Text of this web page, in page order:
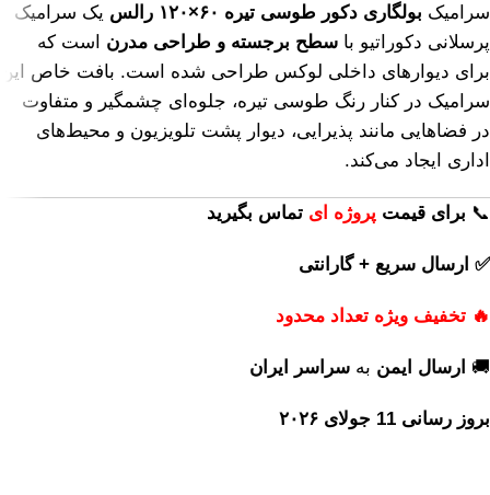
سرامیک بولگاری دکور طوسی تیره ۶۰×۱۲۰ رالس
یک سرامیک
پرسلانی دکوراتیو با سطح برجسته و طراحی مدرن است که
برای دیوارهای داخلی لوکس طراحی شده است. بافت خاص این
سرامیک در کنار رنگ طوسی تیره، جلوه‌ای چشمگیر و متفاوت
در فضاهایی مانند پذیرایی، دیوار پشت تلویزیون و محیط‌های
اداری ایجاد می‌کند.
📞 برای قیمت پروژه ای تماس بگیرید
✅ ارسال سریع + گارانتی
🔥 تخفیف ویژه تعداد محدود
🚚 ارسال ایمن به سراسر ایران
بروز رسانی 11 جولای ۲۰۲۶